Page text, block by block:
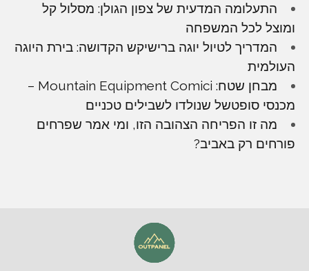
התעלומה המדעית של צפון הגולן: מסלול קל
ומוצל לכל המשפחה
המדריך לטיול יוגה ברישיקש הקדושה: בירת היוגה
העולמית
מבחן שטח: Mountain Equipment Comici –
מכנסי סופטשל שנולדו לשבילים טכניים
מה זו הפריחה הצהובה הזו, ומי אמר שפרחים
פורחים רק באביב?